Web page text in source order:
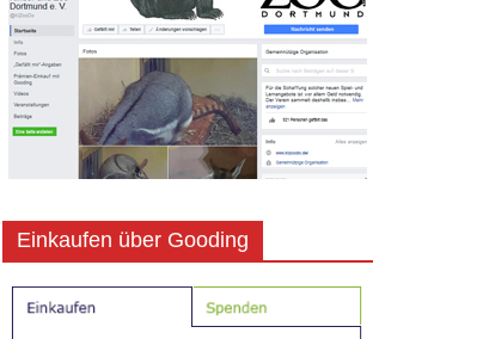
Einkaufen über Gooding